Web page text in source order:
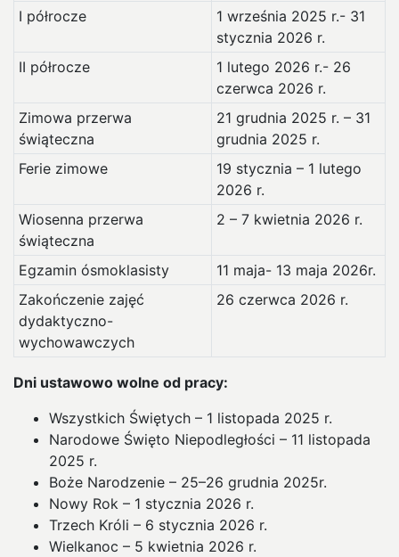
I półrocze
1 września 2025 r.- 31
stycznia 2026 r.
II półrocze
1 lutego 2026 r.- 26
czerwca 2026 r.
Zimowa przerwa
świąteczna
21 grudnia 2025 r. – 31
grudnia 2025 r.
Ferie zimowe
19 stycznia – 1 lutego
2026 r.
Wiosenna przerwa
świąteczna
2 – 7 kwietnia 2026 r.
Egzamin ósmoklasisty
11 maja- 13 maja 2026r.
Zakończenie zajęć
dydaktyczno-
wychowawczych
26 czerwca 2026 r.
Dni ustawowo wolne od pracy:
Wszystkich Świętych – 1 listopada 2025 r.
Narodowe Święto Niepodległości – 11 listopada
2025 r.
Boże Narodzenie – 25–26 grudnia 2025r.
Nowy Rok – 1 stycznia 2026 r.
Trzech Króli – 6 stycznia 2026 r.
Wielkanoc – 5 kwietnia 2026 r.